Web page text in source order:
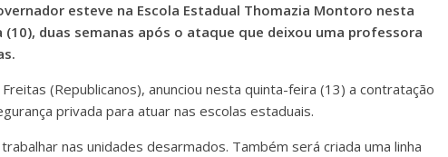
esteve na Escola Estadual Thomazia Montoro nesta
duas semanas após o ataque que deixou uma professora
(Republicanos), anunciou nesta quinta-feira (13) a contratação
privada para atuar nas escolas estaduais.
nas unidades desarmados. Também será criada uma linha